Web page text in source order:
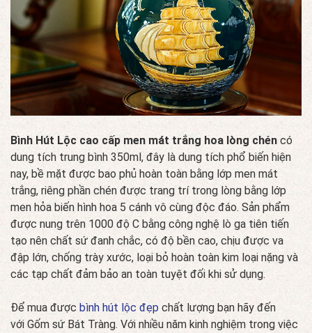
Bình Hút Lộc cao cấp men mát trắng hoa lòng chén có
dung tích trung bình 350ml, đây là dung tích phổ biến hiện
nay, bề mặt được bao phủ hoàn toàn bằng lớp men mát
trắng, riêng phần chén được trang trí trong lòng bằng lớp
men hỏa biến hình hoa 5 cánh vô cùng độc đáo. Sản phẩm
được nung trên 1000 độ C bằng công nghệ lò ga tiên tiến
tạo nên chất sứ đanh chắc, có độ bền cao, chịu được va
đập lớn, chống trày xước, loại bỏ hoàn toàn kim loại nặng và
các tạp chất đảm bảo an toàn tuyệt đối khi sử dụng.
Để mua được bình hút lộc đẹp chất lượng bạn hãy đến
với Gốm sứ Bát Tràng. Với nhiều năm kinh nghiệm trong việc